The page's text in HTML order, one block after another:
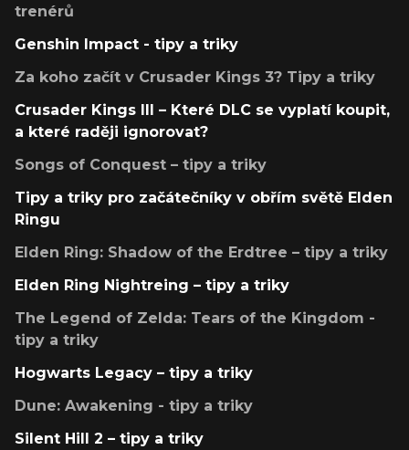
trenérů
Genshin Impact - tipy a triky
Za koho začít v Crusader Kings 3? Tipy a triky
Crusader Kings III – Které DLC se vyplatí koupit,
a které raději ignorovat?
Songs of Conquest – tipy a triky
Tipy a triky pro začátečníky v obřím světě Elden
Ringu
Elden Ring: Shadow of the Erdtree – tipy a triky
Elden Ring Nightreing – tipy a triky
The Legend of Zelda: Tears of the Kingdom -
tipy a triky
Hogwarts Legacy – tipy a triky
Dune: Awakening - tipy a triky
Silent Hill 2 – tipy a triky